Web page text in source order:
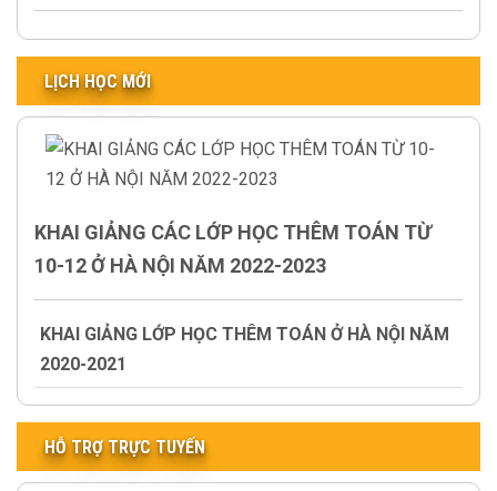
LỊCH HỌC MỚI
KHAI GIẢNG CÁC LỚP HỌC THÊM TOÁN TỪ
10-12 Ở HÀ NỘI NĂM 2022-2023
KHAI GIẢNG LỚP HỌC THÊM TOÁN Ở HÀ NỘI NĂM
2020-2021
HỖ TRỢ TRỰC TUYẾN